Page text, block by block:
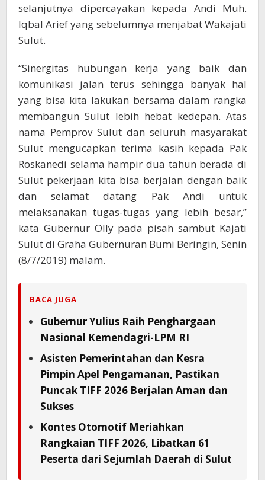
selanjutnya dipercayakan kepada Andi Muh.
Iqbal Arief yang sebelumnya menjabat Wakajati
Sulut.
“Sinergitas hubungan kerja yang baik dan
komunikasi jalan terus sehingga banyak hal
yang bisa kita lakukan bersama dalam rangka
membangun Sulut lebih hebat kedepan. Atas
nama Pemprov Sulut dan seluruh masyarakat
Sulut mengucapkan terima kasih kepada Pak
Roskanedi selama hampir dua tahun berada di
Sulut pekerjaan kita bisa berjalan dengan baik
dan selamat datang Pak Andi untuk
melaksanakan tugas-tugas yang lebih besar,”
kata Gubernur Olly pada pisah sambut Kajati
Sulut di Graha Gubernuran Bumi Beringin, Senin
(8/7/2019) malam.
BACA JUGA
Gubernur Yulius Raih Penghargaan
Nasional Kemendagri-LPM RI
Asisten Pemerintahan dan Kesra
Pimpin Apel Pengamanan, Pastikan
Puncak TIFF 2026 Berjalan Aman dan
Sukses
Kontes Otomotif Meriahkan
Rangkaian TIFF 2026, Libatkan 61
Peserta dari Sejumlah Daerah di Sulut